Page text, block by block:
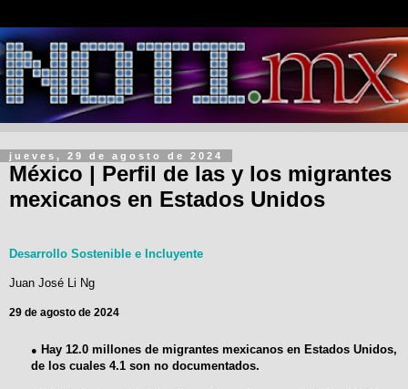
jueves, 29 de agosto de 2024
México | Perfil de las y los migrantes
mexicanos en Estados Unidos
Desarrollo Sostenible e Incluyente
Juan José Li Ng
29 de agosto de 2024
● Hay 12.0 millones de migrantes mexicanos en Estados Unidos,
de los cuales 4.1 son no documentados.